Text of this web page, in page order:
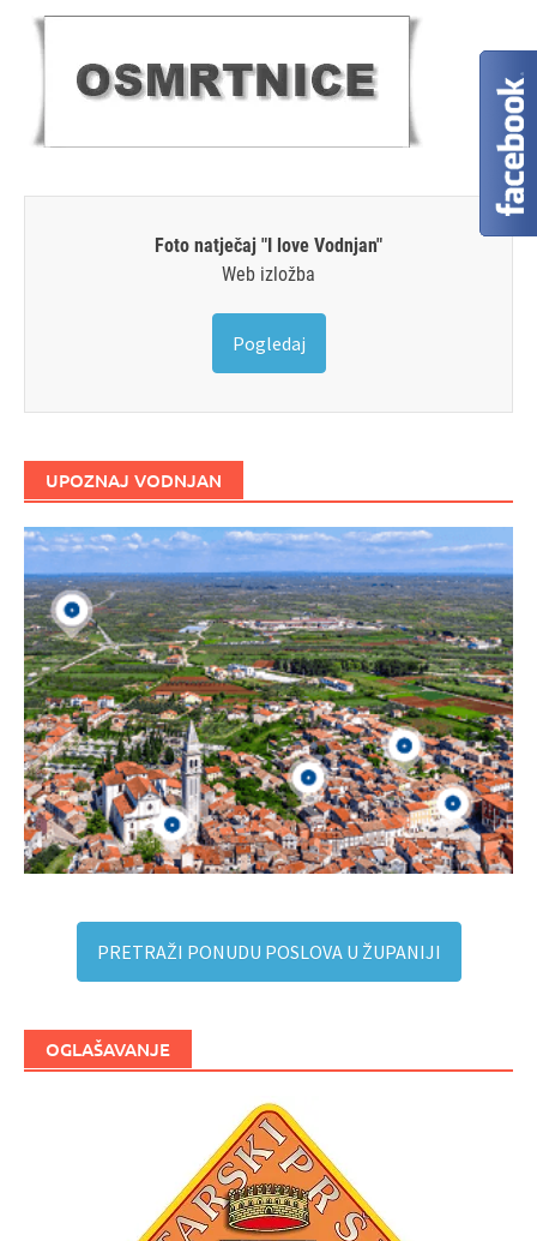
Foto natječaj "I love Vodnjan"
Web izložba
Pogledaj
UPOZNAJ VODNJAN
PRETRAŽI PONUDU POSLOVA U ŽUPANIJI
OGLAŠAVANJE